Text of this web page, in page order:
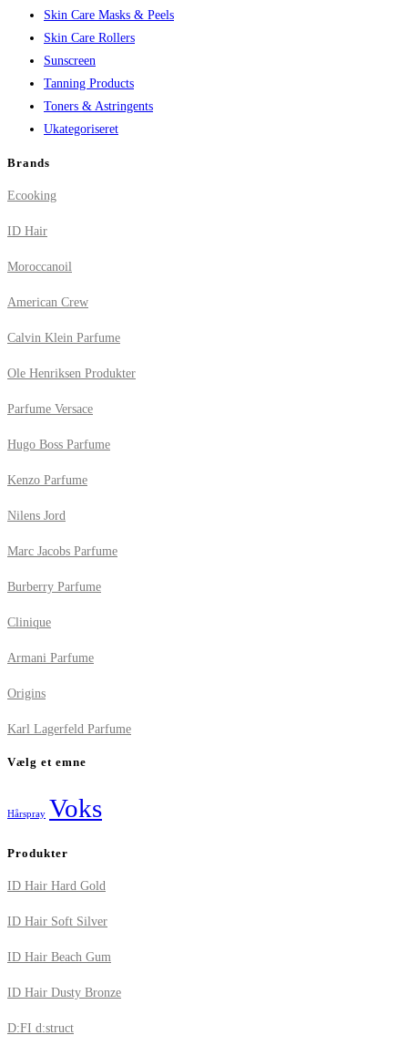
Skin Care Masks & Peels
Skin Care Rollers
Sunscreen
Tanning Products
Toners & Astringents
Ukategoriseret
Brands
Ecooking
ID Hair
Moroccanoil
American Crew
Calvin Klein Parfume
Ole Henriksen Produkter
Parfume Versace
Hugo Boss Parfume
Kenzo Parfume
Nilens Jord
Marc Jacobs Parfume
Burberry Parfume
Clinique
Armani Parfume
Origins
Karl Lagerfeld Parfume
Vælg et emne
Hårspray Voks
Produkter
ID Hair Hard Gold
ID Hair Soft Silver
ID Hair Beach Gum
ID Hair Dusty Bronze
D:FI d:struct